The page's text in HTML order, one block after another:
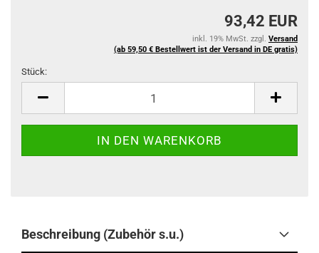
93,42 EUR
inkl. 19% MwSt. zzgl. Versand
(ab 59,50 € Bestellwert ist der Versand in DE gratis)
Stück:
Beschreibung (Zubehör s.u.)